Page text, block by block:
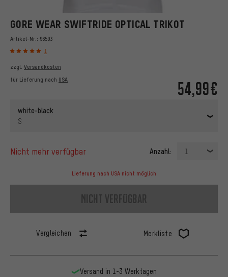
GORE WEAR SWIFTRIDE OPTICAL TRIKOT
Artikel-Nr.: 96593
1
54,99€
zzgl. Versandkosten
für Lieferung nach USA
white-black
S
nicht mehr verfügbar Anzahl: 1
Lieferung nach USA nicht möglich
nicht verfügbar
Vergleichen Merkliste
Versand in 1-3 Werktagen